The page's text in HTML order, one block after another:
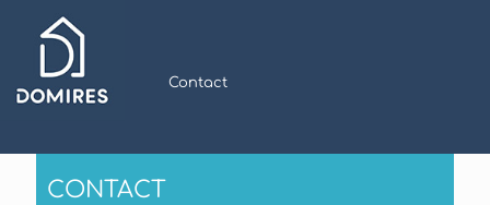
Contact
CONTACT